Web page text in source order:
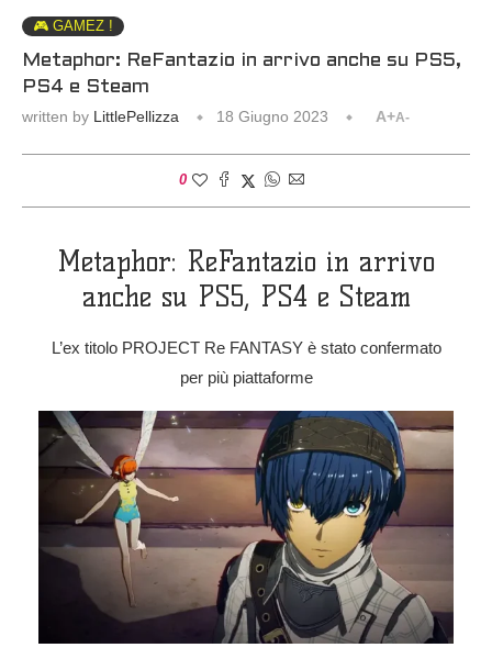
🎮 GAMEZ !
Metaphor: ReFantazio in arrivo anche su PS5,
PS4 e Steam
written by LittlePellizza 18 Giugno 2023 A+A-
0
Metaphor: ReFantazio in arrivo
anche su PS5, PS4 e Steam
L’ex titolo PROJECT Re FANTASY è stato confermato
per più piattaforme